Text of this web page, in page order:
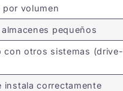
por volumen
pequeños
con otros sistemas (drive-
instala correctamente